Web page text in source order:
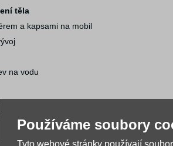
těla
a kapsami na mobil
na vodu
volbou pro všechny středně vysoké a
u konkurence nenajdete!
Používáme soubory